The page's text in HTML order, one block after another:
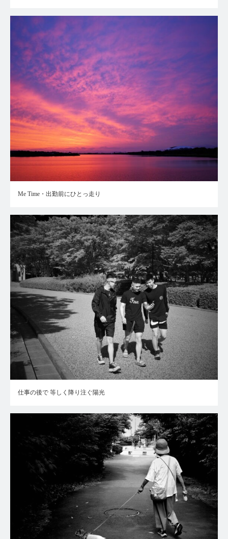
Me Time・出勤前にひとっ走り
仕事の後で 等しく降り注ぐ陽光